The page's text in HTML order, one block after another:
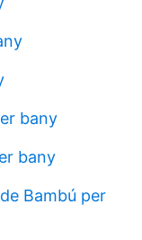
bany
bany
Bambú per